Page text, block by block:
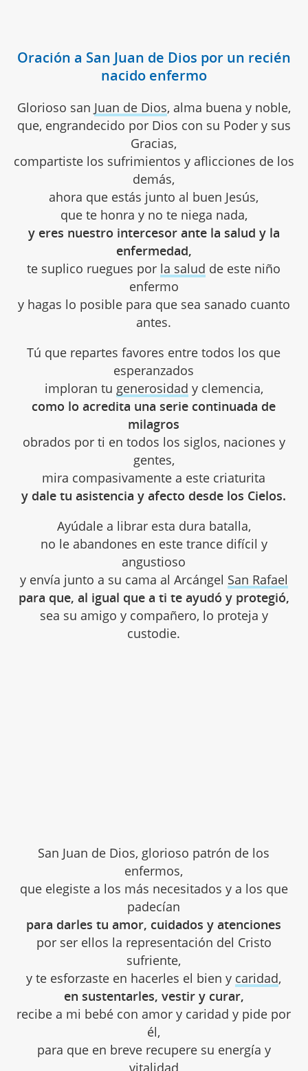
Oración a San Juan de Dios por un recién
nacido enfermo
Glorioso san Juan de Dios, alma buena y noble,
que, engrandecido por Dios con su Poder y sus
Gracias,
compartiste los sufrimientos y aflicciones de los
demás,
ahora que estás junto al buen Jesús,
que te honra y no te niega nada,
y eres nuestro intercesor ante la salud y la
enfermedad,
te suplico ruegues por la salud de este niño
enfermo
y hagas lo posible para que sea sanado cuanto
antes.
Tú que repartes favores entre todos los que
esperanzados
imploran tu generosidad y clemencia,
como lo acredita una serie continuada de
milagros
obrados por ti en todos los siglos, naciones y
gentes,
mira compasivamente a este criaturita
y dale tu asistencia y afecto desde los Cielos.
Ayúdale a librar esta dura batalla,
no le abandones en este trance difícil y
angustioso
y envía junto a su cama al Arcángel San Rafael
para que, al igual que a ti te ayudó y protegió,
sea su amigo y compañero, lo proteja y
custodie.
San Juan de Dios, glorioso patrón de los
enfermos,
que elegiste a los más necesitados y a los que
padecían
para darles tu amor, cuidados y atenciones
por ser ellos la representación del Cristo
sufriente,
y te esforzaste en hacerles el bien y caridad,
en sustentarles, vestir y curar,
recibe a mi bebé con amor y caridad y pide por
él,
para que en breve recupere su energía y
vitalidad